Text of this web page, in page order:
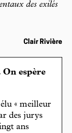
des exilés
Clair Rivière
espère
« meilleur
des jurys
ans